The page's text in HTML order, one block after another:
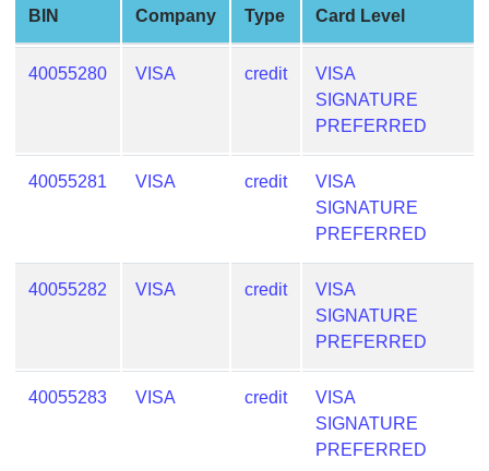
Credit
Card
Generator
Card
Generator
Credit
Card
Credit
Card
BIN
Company
Type
Card Level
40055280 VISA credit
VISA
SIGNATURE
PREFERRED
40055281 VISA credit
VISA
SIGNATURE
PREFERRED
40055282 VISA credit
VISA
SIGNATURE
PREFERRED
40055283 VISA credit
VISA
SIGNATURE
PREFERRED